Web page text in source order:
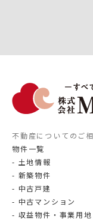
不動産についてのご
物件一覧
土地情報
新築物件
中古戸建
中古マンション
収益物件・事業用地